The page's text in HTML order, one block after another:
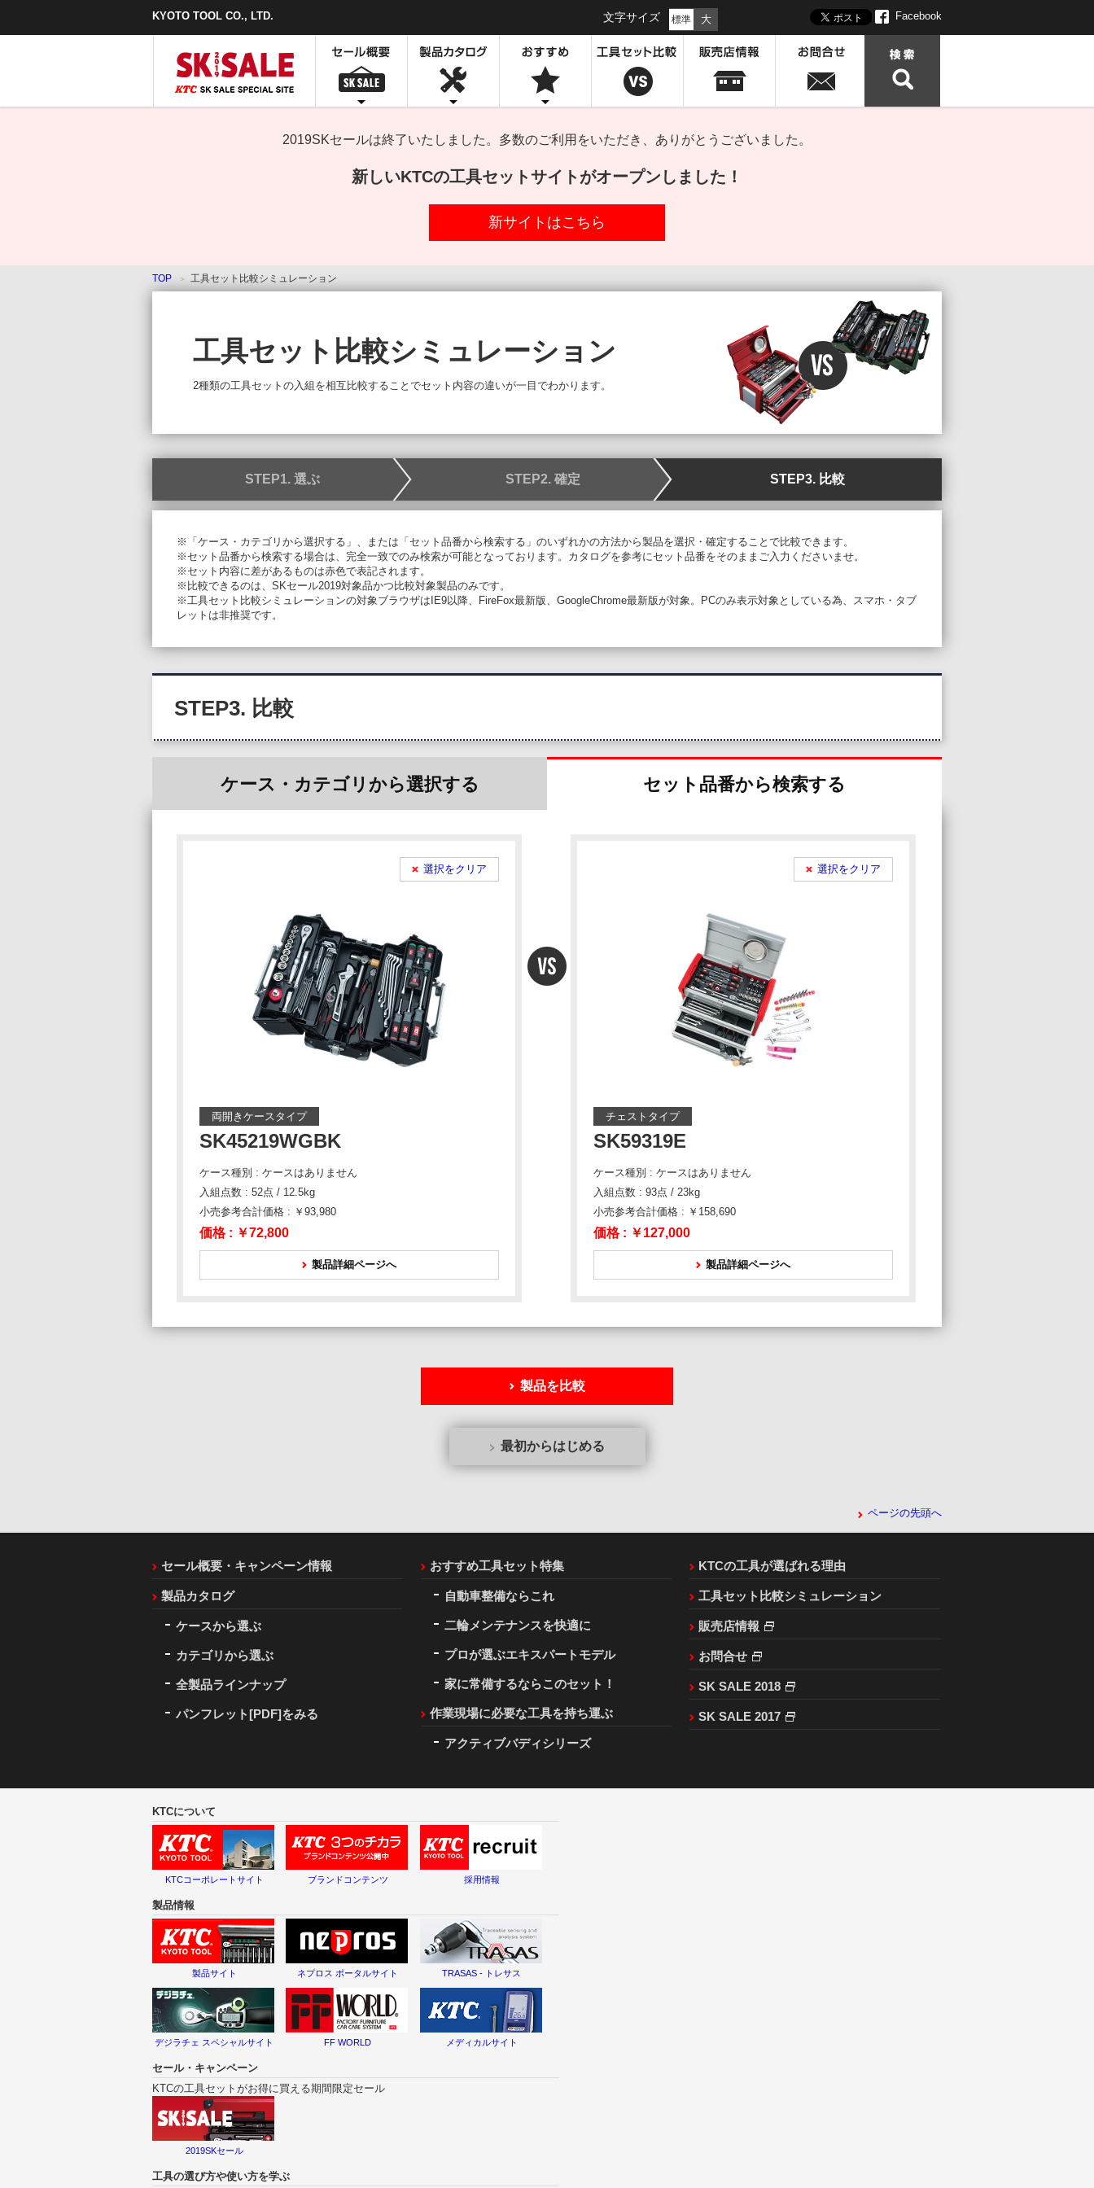
ま
プ
KYOTO TOOL CO., LTD. 文字サイズ 標準 大 Facebook
2019SKセールは終了いたしました。多数のご利用をいただき、ありがとうございました。
新しいKTCの工具セットサイトがオープンしました！
新サイトはこちら
TOP 工具セット比較シミュレーション
工具セット比較シミュレーション
2種類の工具セットの入組を相互比較することでセット内容の違いが一目でわかります。
STEP1. 選ぶ STEP2. 確定 STEP3. 比較
※「ケース・カテゴリから選択する」、または「セット品番から検索する」のいずれかの方法から製品を選択・確定することで比較できます。
※セット品番から検索する場合は、完全一致でのみ検索が可能となっております。カタログを参考にセット品番をそのままご入力くださいませ。
※セット内容に差があるものは赤色で表記されます。
※比較できるのは、SKセール2019対象品かつ比較対象製品のみです。
※工具セット比較シミュレーションの対象ブラウザはIE9以降、FireFox最新版、GoogleChrome最新版が対象。PCのみ表示対象としている為、スマホ・タブ
レットは非推奨です。
STEP3. 比較
ケース・カテゴリから選択する セット品番から検索する
選択をクリア
両開きケースタイプ
SK45219WGBK
ケース種別 : ケースはありません
入組点数 : 52点 / 12.5kg
小売参考合計価格 : ￥93,980
価格 : ￥72,800
製品詳細ページへ
選択をクリア
チェストタイプ
SK59319E
ケース種別 : ケースはありません
入組点数 : 93点 / 23kg
小売参考合計価格 : ￥158,690
価格 : ￥127,000
製品詳細ページへ
製品を比較
最初からはじめる
ページの先頭へ
セール概要・キャンペーン情報
製品カタログ
ケースから選ぶ
カテゴリから選ぶ
全製品ラインナップ
パンフレット[PDF]をみる
おすすめ工具セット特集
自動車整備ならこれ
二輪メンテナンスを快適に
プロが選ぶエキスパートモデル
家に常備するならこのセット！
作業現場に必要な工具を持ち運ぶ
アクティブバディシリーズ
KTCの工具が選ばれる理由
工具セット比較シミュレーション
販売店情報
お問合せ
SK SALE 2018
SK SALE 2017
KTCについて
KTCコーポレートサイト ブランドコンテンツ 採用情報
製品情報
製品サイト ネプロス ポータルサイト TRASAS - トレサス
デジラチェ スペシャルサイト FF WORLD メディカルサイト
セール・キャンペーン
KTCの工具セットがお得に買える期間限定セール
2019SKセール
工具の選び方や使い方を学ぶ